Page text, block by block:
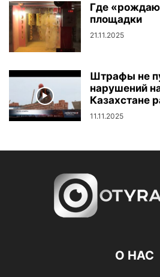
Где
площадки
21.11.2025
Штрафы не
нарушений
Казахстане
11.11.2025
О НАС